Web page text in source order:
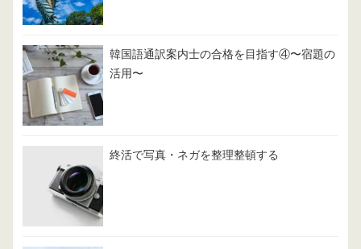
韓国語通訳案内士の合格を目指す④〜宿題の
活用〜
終活で写真・ネガを整理整頓する